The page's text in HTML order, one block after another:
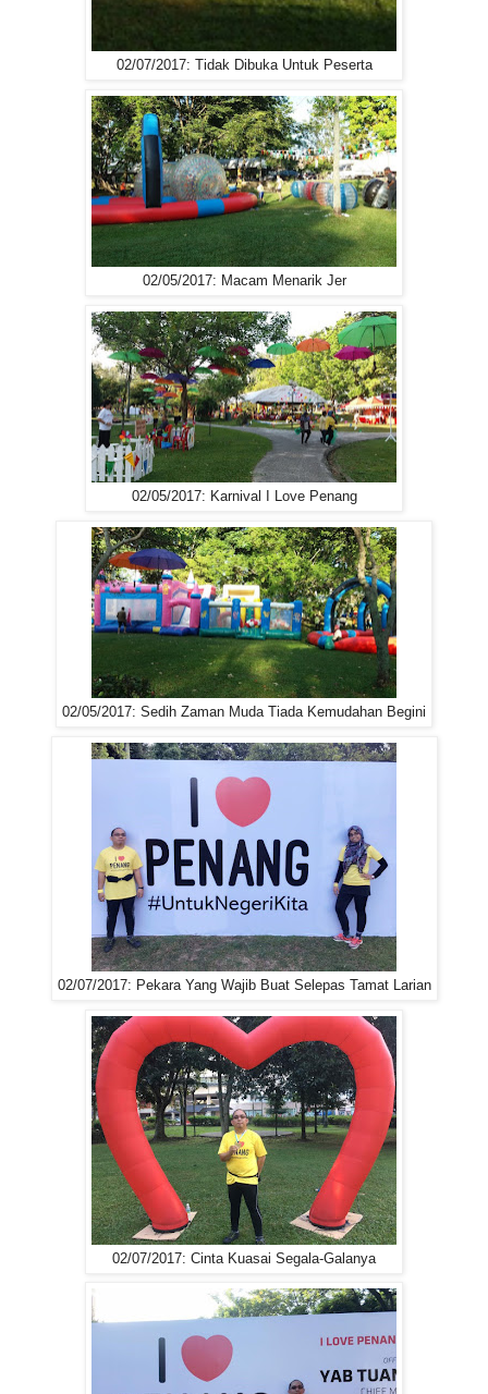
02/07/2017: Tidak Dibuka Untuk Peserta
02/05/2017: Macam Menarik Jer
02/05/2017: Karnival I Love Penang
02/05/2017: Sedih Zaman Muda Tiada Kemudahan Begini
02/07/2017: Pekara Yang Wajib Buat Selepas Tamat Larian
02/07/2017: Cinta Kuasai Segala-Galanya